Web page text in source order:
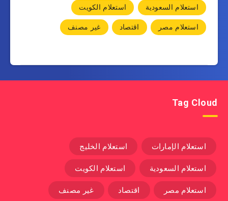
استعلام السعودية
استعلام الكويت
استعلام مصر
اقتصاد غير مصنف
Tag Cloud
استعلام الإمارات استعلام الخليج
استعلام السعودية استعلام الكويت
استعلام مصر اقتصاد غير مصنف